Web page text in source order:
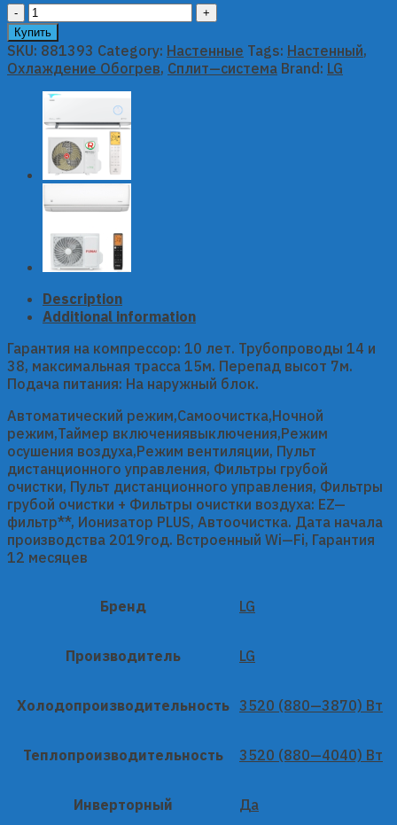
Кондиционер
LG
настенный
сплит-
система
серии
PROCOOL
DUAL
INVERTER
B12TS.NSJ/B12TS.UA3
quantity
Купить
SKU: 881393 Category: Настенные Tags: Настенный,
Охлаждение Обогрев, Сплит—система Brand: LG
Description
Additional information
Гарантия на компрессор: 10 лет. Трубопроводы 14 и
38, максимальная трасса 15м. Перепад высот 7м.
Подача питания: На наружный блок.
Автоматический режим,Самоочистка,Ночной
режим,Таймер включениявыключения,Режим
осушения воздуха,Режим вентиляции, Пульт
дистанционного управления, Фильтры грубой
очистки, Пульт дистанционного управления, Фильтры
грубой очистки + Фильтры очистки воздуха: EZ—
фильтр**, Ионизатор PLUS, Автоочистка. Дата начала
производства 2019год. Встроенный Wi—Fi, Гарантия
12 месяцев
Бренд LG
Производитель LG
Холодопроизводительность 3520 (880—3870) Вт
Теплопроизводительность 3520 (880—4040) Вт
Инверторный Да